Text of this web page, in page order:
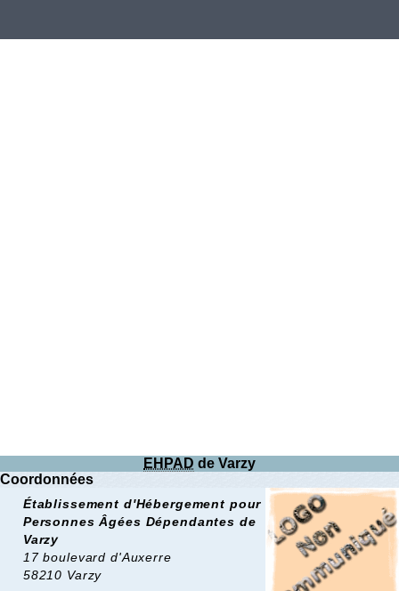
EHPAD de Varzy
Coordonnées
Établissement d'Hébergement pour
Personnes Âgées Dépendantes de
Varzy
17 boulevard d'Auxerre
58210 Varzy